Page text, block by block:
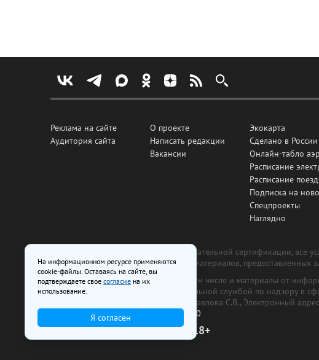
Реклама на сайте
Аудитория сайта
О проекте
Написать редакции
Вакансии
Экокарта
Сделано в России
Онлайн-табло
Расписание
Расписание
Подписка на
Спецпроекты
Наглядно
Все рекламные товары подлежат обязательной сертификации, все
изготовлена и размещена на основе материалов,
На сайте www.irk.ru размещаются в том числе и материалы от
от 29 октября 2018 г., выдан Федеральной службой по надзору в
ООО «Ирк.ру». Главный редактор — Павлова С.В., Электронный
Телефон редакции:
+7 (3952) 48-88-50
18+
На информационном ресурсе применяются
cookie-файлы. Оставаясь на сайте, вы
подтверждаете свое согласие на их
использование.
Я согласен